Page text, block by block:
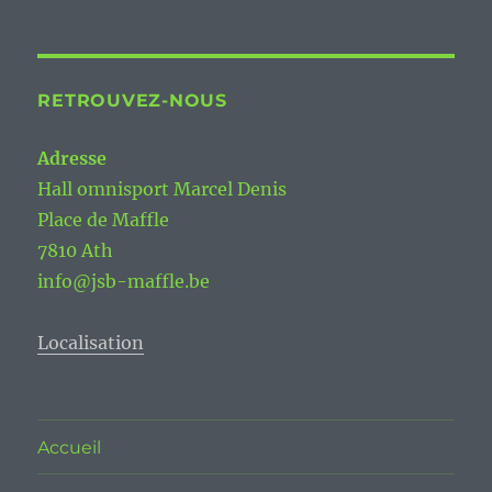
RETROUVEZ-NOUS
Adresse
Hall omnisport Marcel Denis
Place de Maffle
7810 Ath
info@jsb-maffle.be
Localisation
Accueil